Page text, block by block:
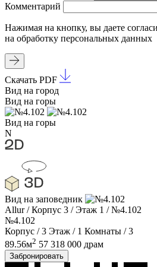
Комментарий
Нажимая на кнопку, вы даете
на обработку персональных данных
Скачать PDF
Вид на город
Вид на горы
Вид на горы
N
Вид на заповедник
Allur/Корпус 3 /Этаж 1 / №4.102
№4.102
Корпус / 3 Этаж / 1 Комнаты / 3
89.56м2 57 318 000 драм
Забронировать